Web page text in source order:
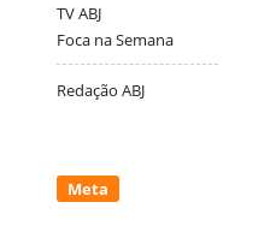
TV ABJ
Foca na Semana
Redação ABJ
Meta